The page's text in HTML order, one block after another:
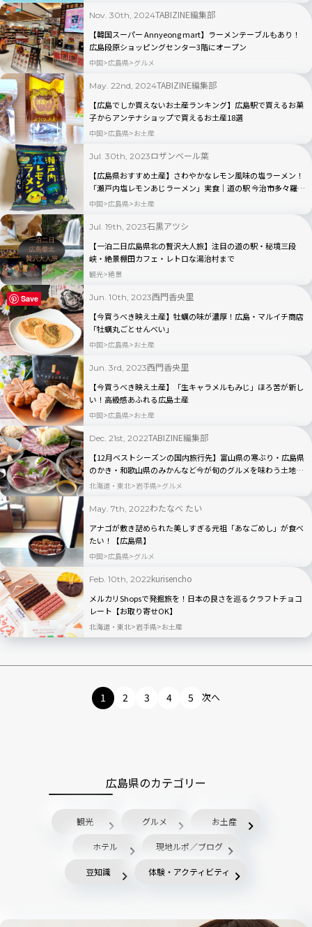
Nov. 30th, 2024TABIZINE編集部
【韓国スーパー Annyeong mart】ラーメンテーブルもあり！
広島段原ショッピングセンター3階にオープン
中国 広島県 グルメ
May. 22nd, 2024TABIZINE編集部
【広島でしか買えないお土産ランキング】広島駅で買えるお菓
子からアンテナショップで買えるお土産18選
中国 広島県 お土産
Jul. 30th, 2023ロザンベール葉
【広島県おすすめ土産】さわやかなレモン風味の塩ラーメン！
「瀬戸内塩レモンあじラーメン」実食｜道の駅 今治市多々羅し
まなみ公園
中国 広島県 お土産
Jul. 19th, 2023石黒アツシ
【一泊二日広島県北の贅沢大人旅】注目の道の駅・秘境三段
峡・絶景棚田カフェ・レトロな湯治村まで
観光 絶景
Jun. 10th, 2023西門香央里
【今買うべき映え土産】牡蠣の味が濃厚！広島・マルイチ商店
「牡蠣丸ごとせんべい」
中国 広島県 お土産
Jun. 3rd, 2023西門香央里
【今買うべき映え土産】「生キャラメルもみじ」ほろ苦が新し
い！高級感あふれる広島土産
中国 広島県 お土産
Dec. 21st, 2022TABIZINE編集部
【12月ベストシーズンの国内旅行先】富山県の寒ぶり・広島県
のかき・和歌山県のみかんなど今が旬のグルメを味わう土地5
選
北海道・東北 岩手県 グルメ
May. 7th, 2022わたなべ たい
アナゴが敷き詰められた美しすぎる元祖「あなごめし」が食べ
たい！【広島県】
中国 広島県 グルメ
Feb. 10th, 2022kurisencho
メルカリShopsで発掘旅を！日本の良さを巡るクラフトチョコ
レート【お取り寄せOK】
北海道・東北 岩手県 お土産
1 2 3 4 5 次へ
広島県のカテゴリー
観光 グルメ お土産
ホテル 現地ルポ／ブログ
豆知識 体験・アクティビティ
Save